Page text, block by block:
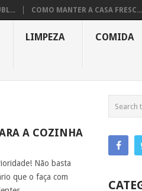
COMO MANTER A CASA FRESC...
LIMPEZA COMIDA
A COZINHA
Não basta
que o faça com